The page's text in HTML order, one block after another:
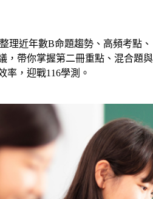
理近年數B命題趨勢、高頻考點、
，帶你掌握第二冊重點、混合題與
率，迎戰116學測。